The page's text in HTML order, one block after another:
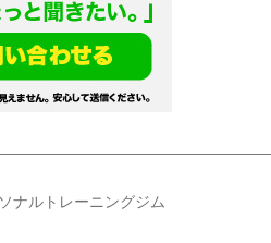
ナルトレーニングジム